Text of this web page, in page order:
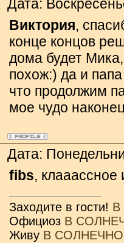
Дата:
Виктория,
конце концов
дома будет
похож:) да и
что продолжим
мое чудо
Дата:
fibs,
Заходите в гости! В
Официоз В
Живу В